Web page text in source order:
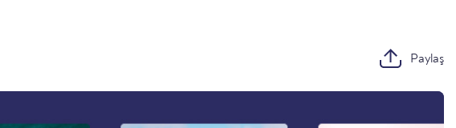
Paylaş